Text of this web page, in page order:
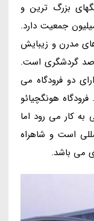
بزرگ ترین و
شهر چین است که حدودا 23 میلیون جمعیت دارد.
مدرن و زیبایش
گردشگری است.
دو فرودگاه می
هونگچیائو
به کار می رود اما
است و شاهراه
می باشد.